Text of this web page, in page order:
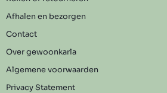
Afhalen en bezorgen
Contact
Over gewoonkarla
Algemene voorwaarden
Privacy Statement